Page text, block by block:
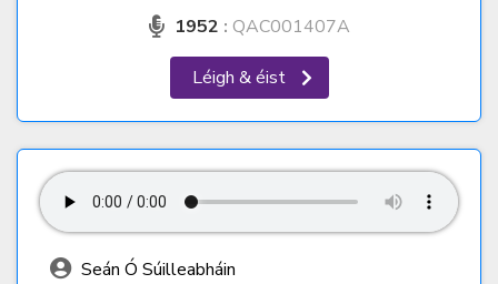
1952 : QAC001407A
Léigh & éist
Seán Ó Súilleabháin